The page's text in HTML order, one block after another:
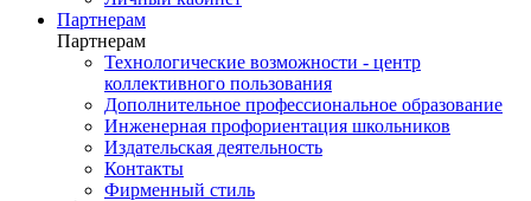
Партнерам
Партнерам
Технологические возможности - центр
коллективного пользования
Дополнительное профессиональное образование
Инженерная профориентация школьников
Издательская деятельность
Контакты
Фирменный стиль